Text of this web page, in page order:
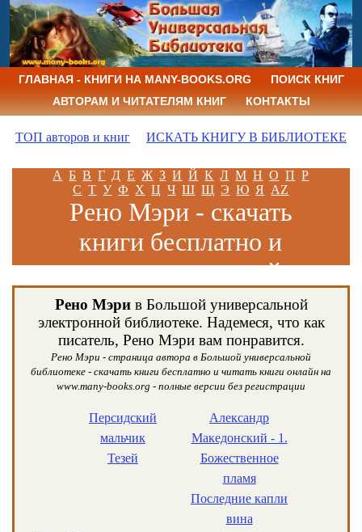
ГЛАВНАЯ - КНИГИ НА MANY-BOOKS.ORG
ПОИСК КНИГ
АВТОРАМ И ЧИТАТЕЛЯМ КНИГ
КОНТАКТЫ
ТОП авторов и книг ИСКАТЬ КНИГУ В БИБЛИОТЕКЕ
А Б В Г Д Е Ж З И Й К Л М Н О П Р
С Т У Ф Х Ц Ч Ш Щ Э Ю Я AZ
Рено Мэри - скачать
книги бесплатно и
читать книги онлайн
Рено Мэрив Большой универсальной
электронной библиотеке. Надемеся, что как
писатель, Рено Мэри вам понравится.
Рено Мэри - страница автора в Большой универсальной
библиотеке - скачать книги бесплатно и читать книги онлайн на
www.many-books.org - полные версии без регистрации
Персидский
мальчик
Тезей
Александр
Македонский - 1.
Божественное
пламя
Последние капли
вина